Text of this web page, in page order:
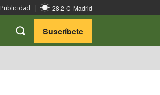
Publicidad | 28.2 C Madrid
Suscríbete